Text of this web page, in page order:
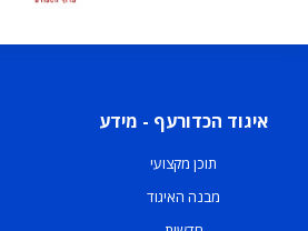
איגוד הכדורעף - מידע
תוכן מקצועי
מבנה האיגוד